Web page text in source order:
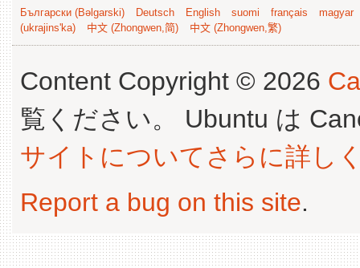
Български (Bəlgarski) Deutsch English suomi français
magyar
(ukrajins'ka)
中文 (Zhongwen,简) 中文 (Zhongwen,繁)
Content Copyright © 2026
覧ください。 Ubuntu は
サイトについてさらに詳し
Report a bug on this site.